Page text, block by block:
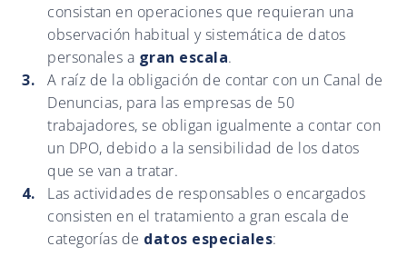
consistan en operaciones que requieran una
observación habitual y sistemática de datos
personales a gran escala.
A raíz de la obligación de contar con un Canal de
Denuncias, para las empresas de 50
trabajadores, se obligan igualmente a contar con
un DPO, debido a la sensibilidad de los datos
que se van a tratar.
Las actividades de responsables o encargados
consisten en el tratamiento a gran escala de
categorías de datos especiales: